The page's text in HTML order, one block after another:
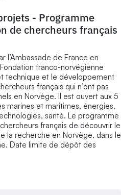
- Programme
de chercheurs français
l’Ambassade de France en
franco-norvégienne
technique et le développement
français qui n’ont pas
en Norvège. Il est ouvert aux 5
marines et maritimes, énergies,
santé. Le programme
français de découvrir le
la recherche en Norvège, dans le
Date limite de dépôt des